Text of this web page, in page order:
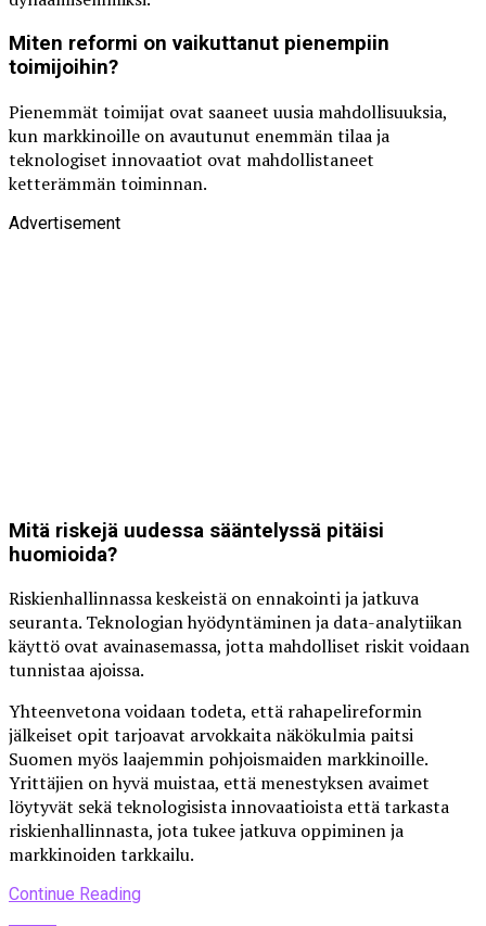
Miten reformi on vaikuttanut pienempiin
toimijoihin?
Pienemmät toimijat ovat saaneet uusia mahdollisuuksia,
kun markkinoille on avautunut enemmän tilaa ja
teknologiset innovaatiot ovat mahdollistaneet
ketterämmän toiminnan.
Advertisement
Mitä riskejä uudessa sääntelyssä pitäisi
huomioida?
Riskienhallinnassa keskeistä on ennakointi ja jatkuva
seuranta. Teknologian hyödyntäminen ja data-analytiikan
käyttö ovat avainasemassa, jotta mahdolliset riskit voidaan
tunnistaa ajoissa.
Yhteenvetona voidaan todeta, että rahapelireformin
jälkeiset opit tarjoavat arvokkaita näkökulmia paitsi
Suomen myös laajemmin pohjoismaiden markkinoille.
Yrittäjien on hyvä muistaa, että menestyksen avaimet
löytyvät sekä teknologisista innovaatioista että tarkasta
riskienhallinnasta, jota tukee jatkuva oppiminen ja
markkinoiden tarkkailu.
Continue Reading